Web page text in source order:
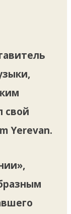
свой
Yerevan.